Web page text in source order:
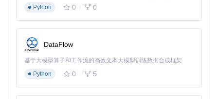
Python
0 0
DataFlow
基于大模型算子和工作流的高效文本大模型训练数据合成框架
Python
0 5